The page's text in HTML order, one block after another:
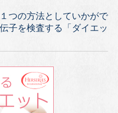
つの方法としていかがで
子を検査する「ダイエッ